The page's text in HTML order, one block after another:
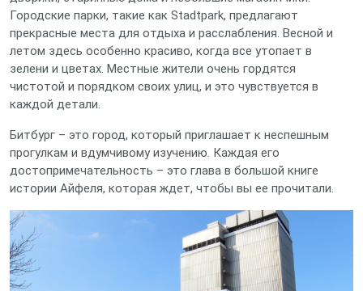
Городские парки, такие как Stadtpark, предлагают
прекрасные места для отдыха и расслабления. Весной и
летом здесь особенно красиво, когда все утопает в
зелени и цветах. Местные жители очень гордятся
чистотой и порядком своих улиц, и это чувствуется в
каждой детали.
Битбург – это город, который приглашает к неспешным
прогулкам и вдумчивому изучению. Каждая его
достопримечательность – это глава в большой книге
истории Айфеля, которая ждет, чтобы вы ее прочитали.